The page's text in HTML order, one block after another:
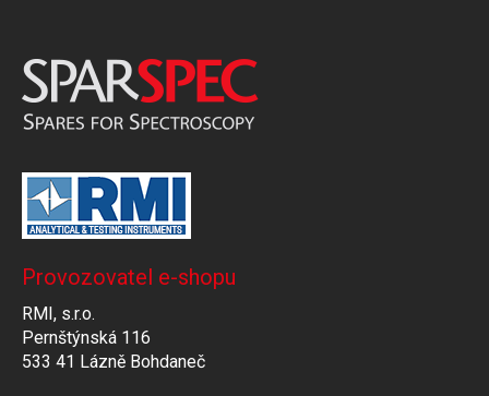
Provozovatel e-shopu
RMI, s.r.o.
Pernštýnská 116
533 41 Lázně Bohdaneč